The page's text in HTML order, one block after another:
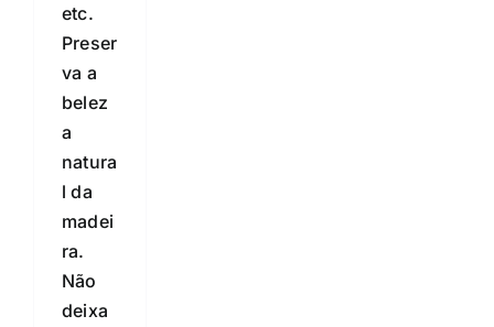
etc.
Preser
va a
belez
a
natura
l da
madei
ra.
Não
deixa